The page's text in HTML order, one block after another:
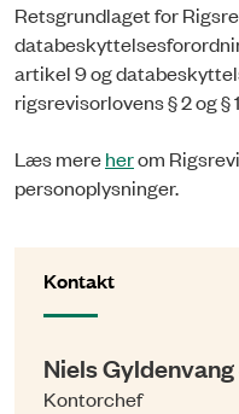
Retsgrundlaget for
artikel 9 og
rigsrevisorlovens § 2 og §
Læs mereherom
personoplysninger.
Kontakt
Niels
Kontorchef